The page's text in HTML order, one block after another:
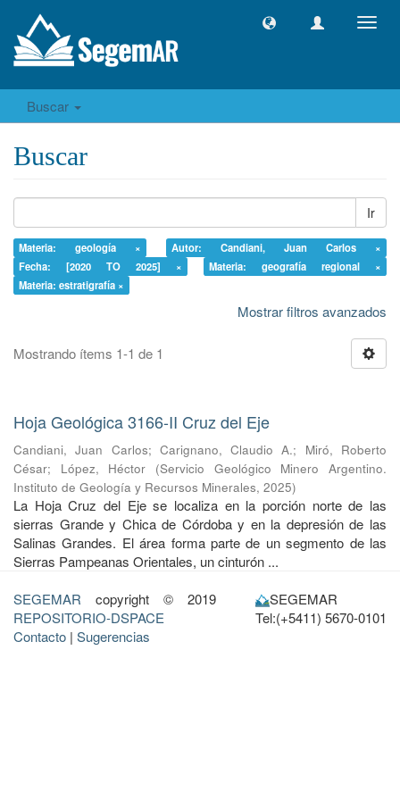
Buscar
Buscar
Ir
Materia: geología ×
Autor: Candiani, Juan Carlos ×
Fecha: [2020 TO 2025] ×
Materia: geografía regional ×
Materia: estratigrafía ×
Mostrar filtros avanzados
Mostrando ítems 1-1 de 1
Hoja Geológica 3166-II Cruz del Eje
Candiani, Juan Carlos; Carignano, Claudio A.; Miró, Roberto
César; López, Héctor (Servicio Geológico Minero Argentino.
Instituto de Geología y Recursos Minerales, 2025)
La Hoja Cruz del Eje se localiza en la porción norte de las
sierras Grande y Chica de Córdoba y en la depresión de las
Salinas Grandes. El área forma parte de un segmento de las
Sierras Pampeanas Orientales, un cinturón ...
SEGEMAR copyright © 2019
REPOSITORIO-DSPACE
Contacto | Sugerencias
SEGEMAR
Tel:(+5411) 5670-0101